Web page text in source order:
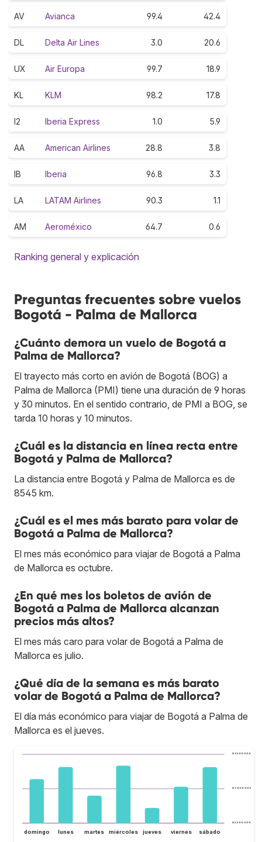
AV Avianca 99.4 42.4
DL Delta Air Lines 3.0 20.6
UX Air Europa 99.7 18.9
KL KLM 98.2 17.8
I2 Iberia Express 1.0 5.9
AA American Airlines 28.8 3.8
IB Iberia 96.8 3.3
LA LATAM Airlines 90.3 1.1
AM Aeroméxico 64.7 0.6
Ranking general y explicación
Preguntas frecuentes sobre vuelos
Bogotá - Palma de Mallorca
¿Cuánto demora un vuelo de Bogotá a
Palma de Mallorca?
El trayecto más corto en avión de Bogotá (BOG) a
Palma de Mallorca (PMI) tiene una duración de 9 horas
y 30 minutos. En el sentido contrario, de PMI a BOG, se
tarda 10 horas y 10 minutos.
¿Cuál es la distancia en línea recta entre
Bogotá y Palma de Mallorca?
La distancia entre Bogotá y Palma de Mallorca es de
8545 km.
¿Cuál es el mes más barato para volar de
Bogotá a Palma de Mallorca?
El mes más económico para viajar de Bogotá a Palma
de Mallorca es octubre.
¿En qué mes los boletos de avión de
Bogotá a Palma de Mallorca alcanzan
precios más altos?
El mes más caro para volar de Bogotá a Palma de
Mallorca es julio.
¿Qué día de la semana es más barato
volar de Bogotá a Palma de Mallorca?
El día más económico para viajar de Bogotá a Palma de
Mallorca es el jueves.
$ 2.500.000
$ 3.000.000
$ 3.500.000
domingo lunes martes miércoles jueves viernes sábado